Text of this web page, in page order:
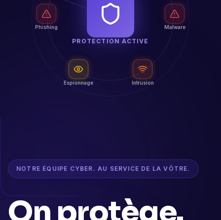
NOTRE ÉQUIPE CYBER. AU SERVICE DE LA VÔTRE.
On protège.
Malware
Intrusion
Espionnage
Phishing
PROTECTION ACTIVE